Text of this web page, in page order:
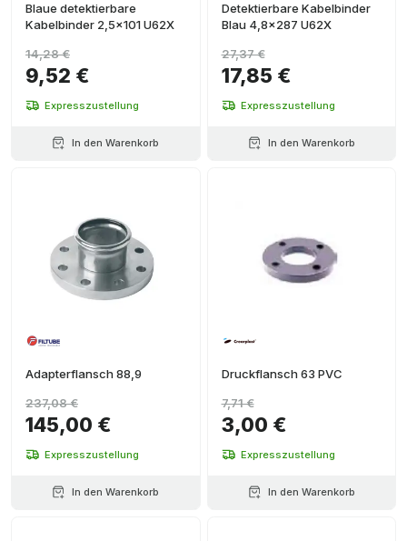
Blaue detektierbare
Kabelbinder 2,5x101 U62X
9,52 €
14,28 €
Expresszustellung
In den Warenkorb
Detektierbare Kabelbinder
Blau 4,8x287 U62X
17,85 €
27,37 €
Expresszustellung
In den Warenkorb
Adapterflansch 88,9
145,00 €
237,08 €
Expresszustellung
In den Warenkorb
Druckflansch 63 PVC
3,00 €
7,71 €
Expresszustellung
In den Warenkorb